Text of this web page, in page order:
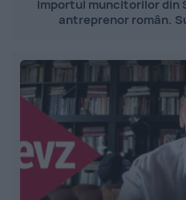
Importul muncitorilor din
antreprenor român.